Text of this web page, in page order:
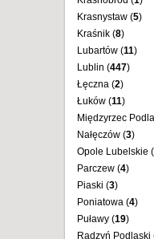
Krasnystaw (5)
Kraśnik (8)
Lubartów (11)
Lublin (447)
Łęczna (2)
Łuków (11)
Międzyrzec
Nałęczów (3)
Opole Lubelskie (
Parczew (4)
Piaski (3)
Poniatowa (4)
Puławy (19)
Radzyń Podlaski